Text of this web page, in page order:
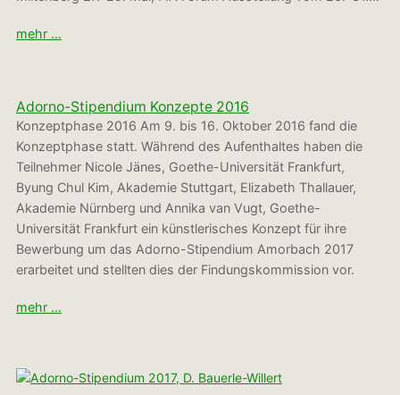
mehr …
Adorno-Stipendium Konzepte 2016
Konzeptphase 2016 Am 9. bis 16. Oktober 2016 fand die
Konzeptphase statt. Während des Aufenthaltes haben die
Teilnehmer Nicole Jänes, Goethe-Universität Frankfurt,
Byung Chul Kim, Akademie Stuttgart, Elizabeth Thallauer,
Akademie Nürnberg und Annika van Vugt, Goethe-
Universität Frankfurt ein künstlerisches Konzept für ihre
Bewerbung um das Adorno-Stipendium Amorbach 2017
erarbeitet und stellten dies der Findungskommission vor.
mehr …